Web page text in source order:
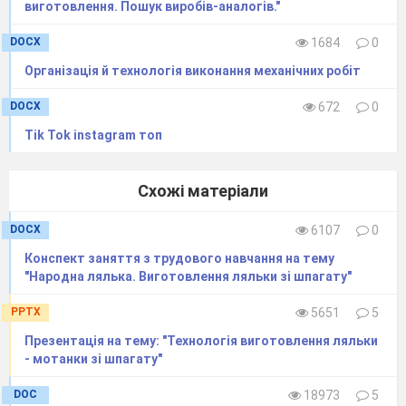
Додайте в сковорідку рис, сіль, перець та
томатну пасту. Тримайте на легкому вогні ще 7-10
хвилин. Готову начинку зніміть з плити і дайте
охолонути;
Покладіть начинку в центр капустяного листка.
Заверніть капустяний лист конвертиком;
під кришкою 10 хвилин.
ВІНЕГРЕТ
Вінегрет
символ
Божої весни, яка
виготовлення. Пошук виробів-аналогів."
DOCX 1684
0
Організація й технологія виконання механічних робіт
DOCX 672
0
Tik Tok instagram топ
Схожі матеріали
DOCX 6107
0
Конспект заняття з трудового навчання на тему
"Народна лялька. Виготовлення ляльки зі шпагату"
PPTX 5651
5
Презентація на тему: "Технологія виготовлення ляльки
- мотанки зі шпагату"
DOC 18973
5